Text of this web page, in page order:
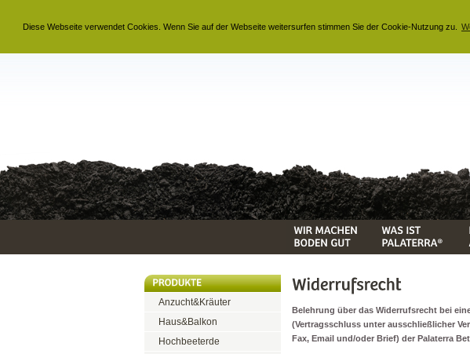
Diese Webseite verwendet Cookies. Wenn Sie auf der Webseite weitersurfen stimmen Sie der Cookie-Nutzung zu.
Anzucht&Kräuter
Haus&Balkon
Hochbeeterde
Belehrung über das Widerrufsrecht bei
(Vertragsschluss unter ausschließlicher
Fax, Email und/oder Brief) der Palaterra